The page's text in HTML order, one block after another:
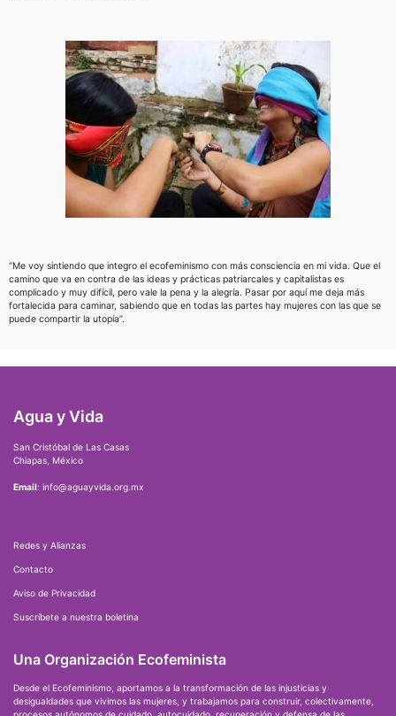
“Me voy sintiendo que integro el ecofeminismo con más consciencia en mi vida. Que el
camino que va en contra de las ideas y prácticas patriarcales y capitalistas es
complicado y muy difícil, pero vale la pena y la alegría. Pasar por aquí me deja más
fortalecida para caminar, sabiendo que en todas las partes hay mujeres con las que se
puede compartir la utopía”.
Agua y Vida
San Cristóbal de Las Casas
Chiapas, México
Email: info@aguayvida.org.mx
Redes y Alianzas
Contacto
Aviso de Privacidad
Suscríbete a nuestra boletina
Una Organización Ecofeminista
Desde el Ecofeminismo, aportamos a la transformación de las injusticias y
desigualdades que vivimos las mujeres, y trabajamos para construir, colectivamente,